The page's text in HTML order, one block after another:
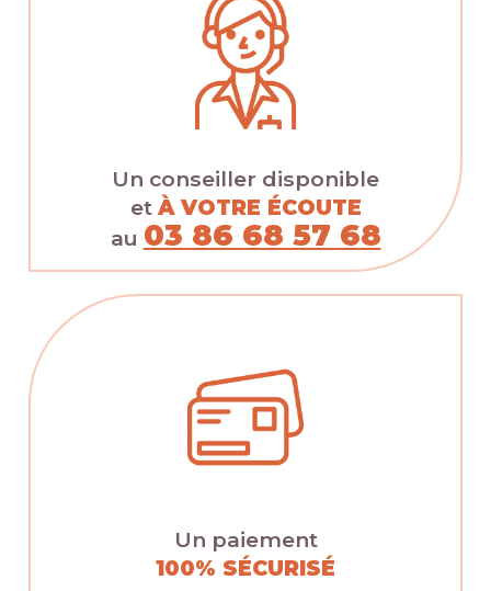
Un conseiller disponible
etÀ VOTRE ÉCOUTE
au 03 86 68 57 68
Un paiement
100% SÉCURISÉ